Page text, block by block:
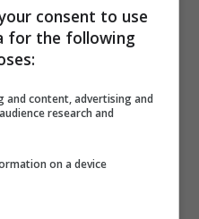
Diego Armando
e Vincenzo
squadra di calcio della
Viscovo, spiccato il
consent to use
for the following
and content, advertising and
research and
on a device